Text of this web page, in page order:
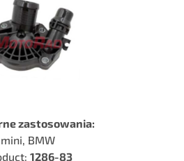
zastosowania:
mini, BMW
1286-83